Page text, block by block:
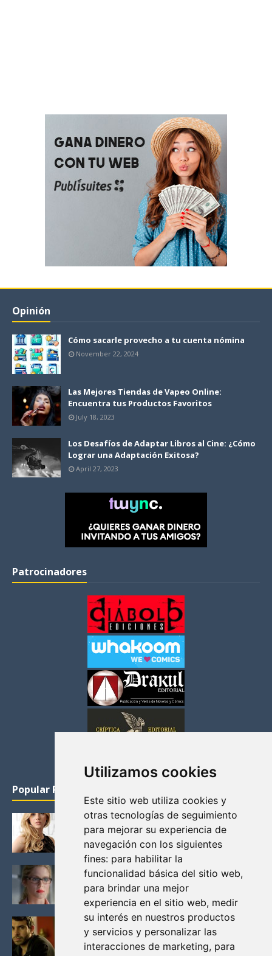
Utilizamos cookies
Este sitio web utiliza cookies y
otras tecnologías de seguimiento
para mejorar su experiencia de
navegación con los siguientes
fines: para habilitar la
funcionalidad básica del sitio web,
para brindar una mejor
experiencia en el sitio web, medir
su interés en nuestros productos
y servicios y personalizar las
interacciones de marketing, para
Opinión
Cómo sacarle provecho a tu cuenta nómina
November 22, 2024
Las Mejores Tiendas de Vapeo Online:
Encuentra tus Productos Favoritos
July 18, 2023
Los Desafíos de Adaptar Libros al Cine: ¿Cómo
Lograr una Adaptación Exitosa?
April 27, 2023
Patrocinadores
Popular Posts
KATHERYN WINNICK: LA ACTRIZ MAS GUAPA DE
VIKINGOS
Junio 14, 2013
FELICITY (EMILY BETT RICKARDS), LAS FOTOS
MAS BONITAS DE LA ALIADA DE ARROW
Noviembre 30, 2013
BLACK MIRROR: TODA TU HISTORIA. EPISODIO 3.
LA CRITICA
Mayo 17, 2012